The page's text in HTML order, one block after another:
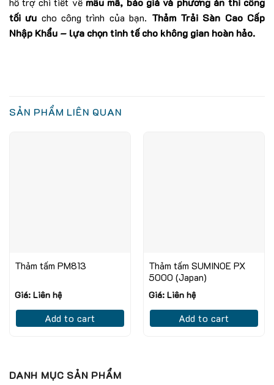
tối ưu cho công trình của bạn. Thảm Trải Sàn Cao Cấp
Nhập Khẩu – lựa chọn tinh tế cho không gian hoàn hảo.
SẢN PHẨM LIÊN QUAN
Thảm tấm PM813
Giá: Liên hệ
Add to cart
Thảm tấm SUMINOE PX
5000 (Japan)
Giá: Liên hệ
Add to cart
DANH MỤC SẢN PHẨM